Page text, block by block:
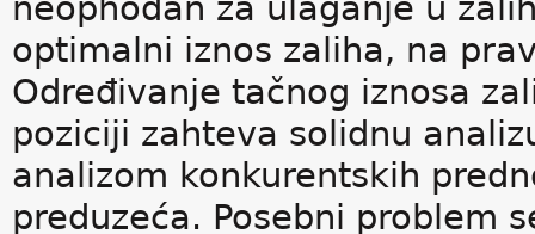
neophodan za ulaganje u
optimalni iznos zaliha, na
Određivanje tačnog iznosa
poziciji zahteva solidnu
analizom konkurentskih
preduzeća. Posebni problem